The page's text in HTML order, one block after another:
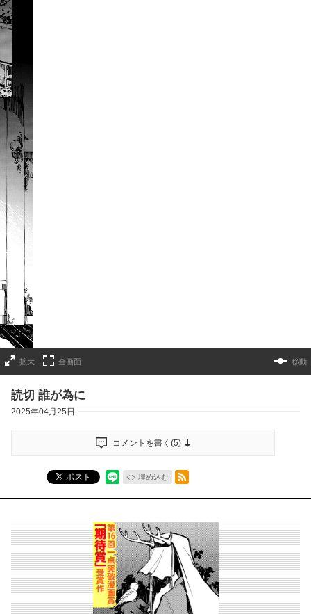
拡大 全画面 移動
読切 誰が為に
2025年04月25日
コメントを書く(5)
ポスト 埋め込む
RSSフィード